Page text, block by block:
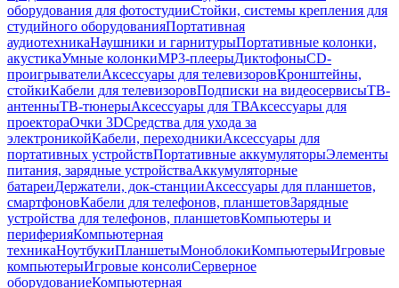
оборудования для фотостудииСтойки, системы крепления для
студийного оборудованияПортативная
аудиотехникаНаушники и гарнитурыПортативные колонки,
акустикаУмные колонкиMP3-плеерыДиктофоныCD-
проигрывателиАксессуары для телевизоровКронштейны,
стойкиКабели для телевизоровПодписки на видеосервисыТВ-
антенныТВ-тюнерыАксессуары для ТВАксессуары для
проектораОчки 3DСредства для ухода за
электроникойКабели, переходникиАксессуары для
портативных устройствПортативные аккумуляторыЭлементы
питания, зарядные устройстваАккумуляторные
батареиДержатели, док-станцииАксессуары для планшетов,
смартфоновКабели для телефонов, планшетовЗарядные
устройства для телефонов, планшетовКомпьютеры и
периферияКомпьютерная
техникаНоутбукиПланшетыМоноблокиКомпьютерыИгровые
компьютерыИгровые консолиСерверное
оборудованиеКомпьютерная